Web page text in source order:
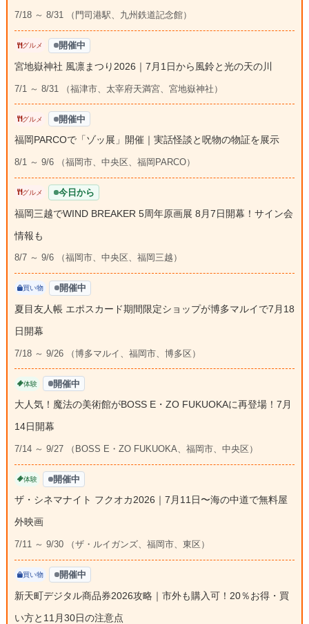
7/18 ～ 8/31 （門司港駅、九州鉄道記念館）
グルメ 開催中
宮地嶽神社 風凛まつり2026｜7月1日から風鈴と光の天の川
7/1 ～ 8/31 （福津市、太宰府天満宮、宮地嶽神社）
グルメ 開催中
福岡PARCOで「ゾッ展」開催｜実話怪談と呪物の物証を展示
8/1 ～ 9/6 （福岡市、中央区、福岡PARCO）
グルメ 今日から
福岡三越でWIND BREAKER 5周年原画展 8月7日開幕！サイン会
情報も
8/7 ～ 9/6 （福岡市、中央区、福岡三越）
買い物 開催中
夏目友人帳 エポスカード期間限定ショップが博多マルイで7月18
日開幕
7/18 ～ 9/26 （博多マルイ、福岡市、博多区）
体験 開催中
大人気！魔法の美術館がBOSS E・ZO FUKUOKAに再登場！7月
14日開幕
7/14 ～ 9/27 （BOSS E・ZO FUKUOKA、福岡市、中央区）
体験 開催中
ザ・シネマナイト フクオカ2026｜7月11日〜海の中道で無料屋
外映画
7/11 ～ 9/30 （ザ・ルイガンズ、福岡市、東区）
買い物 開催中
新天町デジタル商品券2026攻略｜市外も購入可！20％お得・買
い方と11月30日の注意点